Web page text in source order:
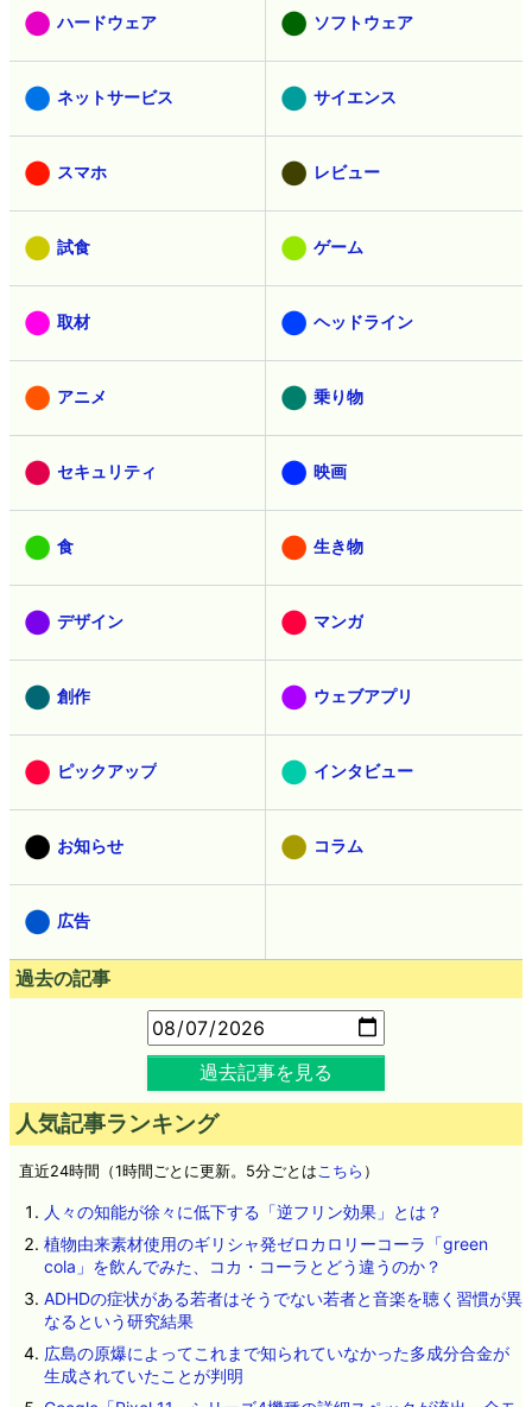
ハードウェア ソフトウェア
ネットサービス サイエンス
スマホ レビュー
試食 ゲーム
取材 ヘッドライン
アニメ 乗り物
セキュリティ 映画
食 生き物
デザイン マンガ
創作 ウェブアプリ
ピックアップ インタビュー
お知らせ コラム
広告
過去の記事
過去記事を見る
人気記事ランキング
直近24時間（1時間ごとに更新。5分ごとは こちら ）
人々の知能が徐々に低下する「逆フリン効果」とは？
植物由来素材使用のギリシャ発ゼロカロリーコーラ「green
cola」を飲んでみた、コカ・コーラとどう違うのか？
ADHDの症状がある若者はそうでない若者と音楽を聴く習慣が異
なるという研究結果
広島の原爆によってこれまで知られていなかった多成分合金が
生成されていたことが判明